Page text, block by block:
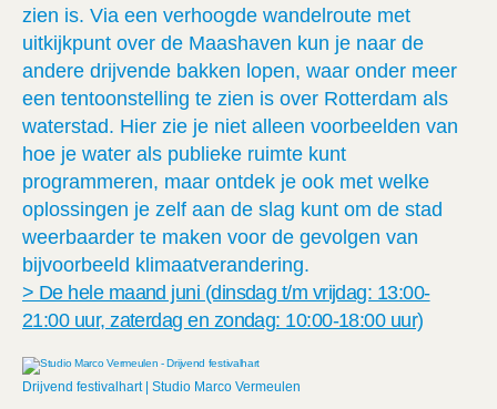
zien is. Via een verhoogde wandelroute met
uitkijkpunt over de Maashaven kun je naar de
andere drijvende bakken lopen, waar onder meer
een tentoonstelling te zien is over Rotterdam als
waterstad. Hier zie je niet alleen voorbeelden van
hoe je water als publieke ruimte kunt
programmeren, maar ontdek je ook met welke
oplossingen je zelf aan de slag kunt om de stad
weerbaarder te maken voor de gevolgen van
bijvoorbeeld klimaatverandering.
> De hele maand juni (dinsdag t/m vrijdag: 13:00-
21:00 uur, zaterdag en zondag: 10:00-18:00 uur)
Drijvend festivalhart | Studio Marco Vermeulen